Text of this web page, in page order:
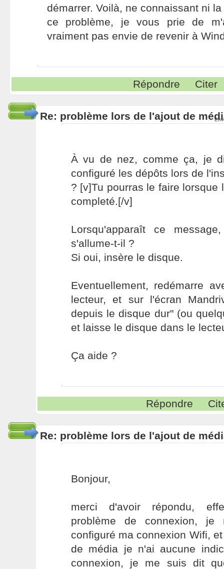
démarrer. Voilà, ne connaissant ni
ce problème, je vous prie de
vraiment pas envie de revenir à
Répondre Citer
Re: problème lors de l'ajout de
À vu de nez, comme ça, je
configuré les dépôts lors de
? [v]Tu pourras le faire lorsque
completé.[/v]
Lorsqu'apparaît ce
s'allume-t-il ?
Si oui, insère le disque.
Eventuellement, redémarre
lecteur, et sur l'écran
depuis le disque dur" (ou
et laisse le disque dans le
Ça aide ?
Répondre
Re: problème lors de l'ajout de
Bonjour,
merci d'avoir répondu,
problème de connexion, je
configuré ma connexion Wifi,
de média je n'ai aucune
connexion, je me suis dit